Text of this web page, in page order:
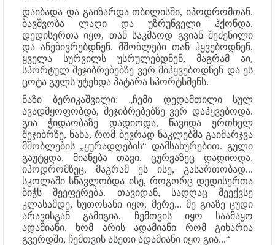
დაიბადა და გაიზარდა თბილისში, იპოდრომთან.
ბავშვობა ლაღი და უზრუნველი ჰქონდა.
დედისერთა იყო, თან საკმაოდ გვიან შეძენილი
და ანებივრებდნენ. მშობლები თან ჰყვებოდნენ,
ყველა სურვილს უსრულებდნენ, მაგრამ აი,
სპორტულ შეჯიბრებებზე ვერ მიჰყვებოდნენ და ეს
ცოტა გულს უტეხდა პატარა სპორტსმენს.
ნაზი ბერიკაშვილი: „ჩემი დედამთილი სულ
ავადმყოფობდა, შეჯიბრებებზე ვერ დაჰყვებოდა.
გია ჭიდაობაზე დადიოდა, წავიდა ერთხელ
შეჯიბრზე, ნახა, რომ ბევრად ნაკლებმა გაიმარჯვა
მშობლების „ყურადღების“ დამსახურებით. გული
გაუტყდა, მიანება თავი. ცურვაზეც დადიოდა,
იპოდრომზეც, მაგრამ ეს ისე, გასართობად...
სკოლაში სწავლობდა ისე, როგორც დედისერთა
ბიჭს შეეფერება. თავიდან, სადღაც მეექვსე
კლასამდე, ხუთოსანი იყო, მერე... მე გიაზე ცუდი
არავისგან გამიგია, ჩემთვის იყო საამაყო
ადამიანი, ხომ არის ადამიანი რომ გიხარია
გვერდში, ჩემთვის ასეთი ადამიანი იყო გია...“